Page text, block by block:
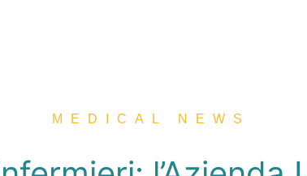
MEDICAL NEWS